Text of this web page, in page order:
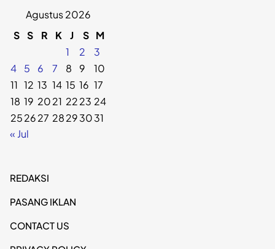
Agustus 2026
S S R K J S M
1
2
3
4
5 6 7 8 9
10
11 12 13 14 15 16 17
18 19 2021 2223 24
252627 28293031
« Jul
REDAKSI
PASANG IKLAN
CONTACT US